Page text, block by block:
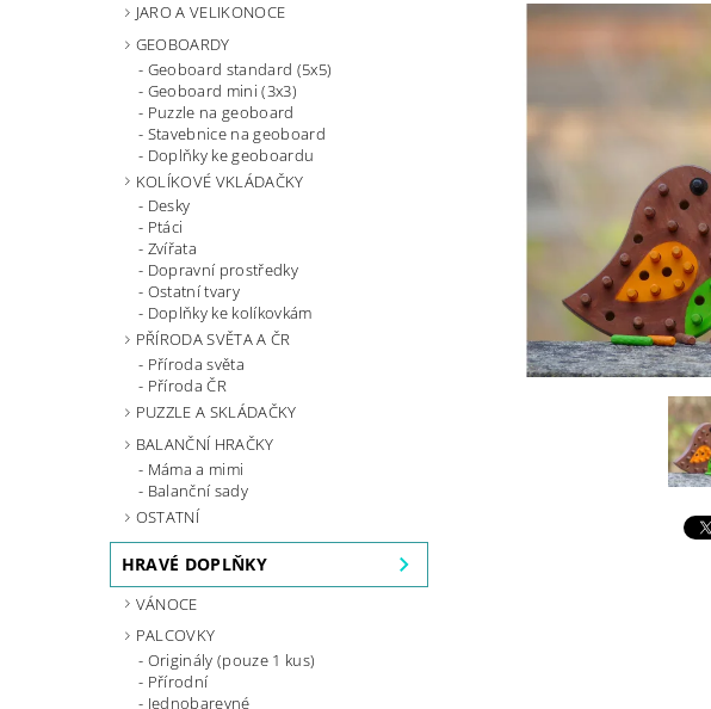
JARO A VELIKONOCE
GEOBOARDY
Geoboard standard (5x5)
Geoboard mini (3x3)
Puzzle na geoboard
Stavebnice na geoboard
Doplňky ke geoboardu
KOLÍKOVÉ VKLÁDAČKY
Desky
Ptáci
Zvířata
Dopravní prostředky
Ostatní tvary
Doplňky ke kolíkovkám
PŘÍRODA SVĚTA A ČR
Příroda světa
Příroda ČR
PUZZLE A SKLÁDAČKY
BALANČNÍ HRAČKY
Máma a mimi
Balanční sady
OSTATNÍ
HRAVÉ DOPLŇKY
VÁNOCE
PALCOVKY
Originály (pouze 1 kus)
Přírodní
Jednobarevné